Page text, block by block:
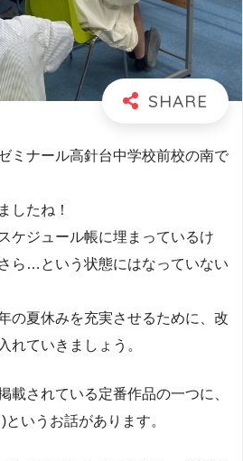
ミナール高針台中学校前校の南で
したね！
ケジュール帳に埋まっているけ
ら…という状態にはなっていない
の夏休みを充実させるために、改
れていきましょう。
載されている定番作品の一つに、
というお話があります。